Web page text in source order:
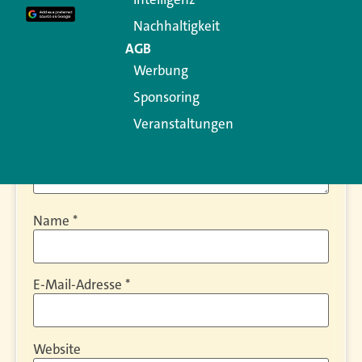
Kommentar
Name *
E-Mail-Adresse *
Website
Nachhaltigkeit
AGB
Werbung
Sponsoring
Veranstaltungen